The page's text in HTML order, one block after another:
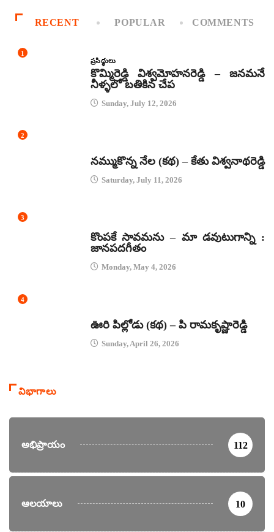
RECENT POPULAR COMMENTS
1
ప్రసిద్ధులు
కొమ్మిరెడ్డి విశ్వమోహనరెడ్డి – జనమనే
నీళ్ళలో బతికిన చేప
Sunday, July 12, 2026
2
నమ్ముకొన్న నేల (కథ) – కేతు విశ్వనాథరెడ్డి
Saturday, July 11, 2026
3
కొంపకే సావమను – మా డవుటుగాన్ని :
జానపదగీతం
Monday, May 4, 2026
4
ఊరి పిల్లోడు (కథ) – పి రామకృష్ణారెడ్డి
Sunday, April 26, 2026
విభాగాలు
అభిప్రాయం 112
ఆలయాలు 10